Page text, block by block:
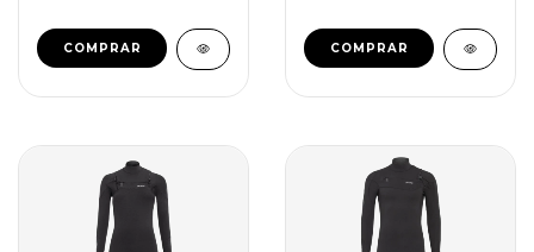
COMPRAR COMPRAR